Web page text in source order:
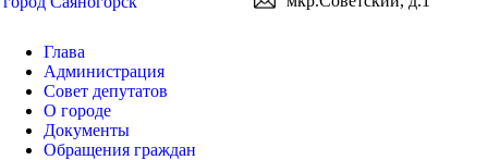
Глава
Администрация
Совет депутатов
О городе
Документы
Обращения граждан